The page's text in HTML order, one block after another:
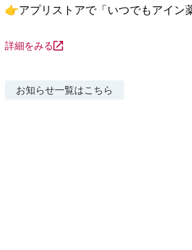
👉アプリストアで「いつでもアイン
詳細をみる
お知らせ一覧はこちら